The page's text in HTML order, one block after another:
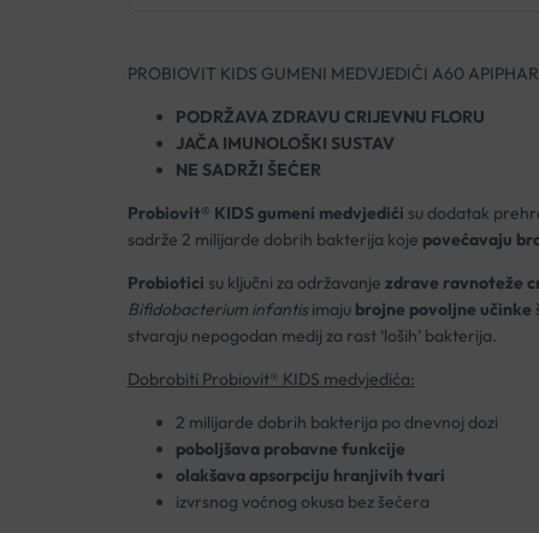
PROBIOVIT KIDS GUMENI MEDVJEDIĆI A60
PODRŽAVA ZDRAVU CRIJEVNU FLORU
JAČA IMUNOLOŠKI SUSTAV
NE SADRŽI ŠEĆER
Probiovit® KIDS gumeni medvjedići su dodatak
sadrže 2 milijarde dobrih bakterija koje povećavaju
Probiotici su ključni za održavanje zdrave ravnoteže
Bifidobacterium infantisimaju brojne povoljne učinke
stvaraju nepogodan medij za rast ‘loših’ bakterija.
Dobrobiti Probiovit® KIDS medvjedića:
2 milijarde dobrih bakterija po dnevnoj dozi
poboljšava probavne funkcije
olakšava apsorpciju hranjivih tvari
izvrsnog voćnog okusa bez šećera